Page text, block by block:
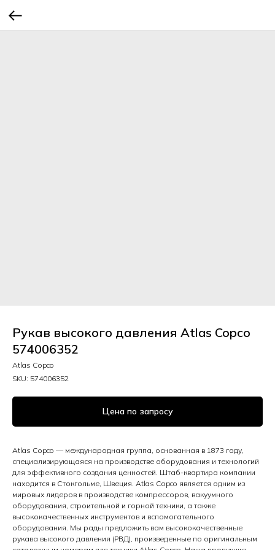
Рукав высокого давления Atlas Copco
574006352
Atlas Copco
SKU: 574006352
Цена по запросу
Atlas Copco — международная группа, основанная в 1873 году,
специализирующаяся на производстве оборудования и технологий
для эффективного создания ценностей. Штаб-квартира компании
находится в Стокгольме, Швеция. Atlas Copco является одним из
мировых лидеров в производстве компрессоров, вакуумного
оборудования, строительной и горной техники, а также
высококачественных инструментов и вспомогательного
оборудования. Мы рады предложить вам высококачественные
рукава высокого давления (РВД), произведенные по оригинальным